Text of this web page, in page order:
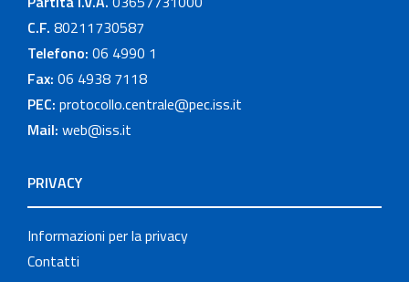
C.F. 80211730587
Telefono: 06 4990 1
Fax: 06 4938 7118
PEC: protocollo.centrale@pec.iss.it
Mail: web@iss.it
PRIVACY
Informazioni per la privacy
Contatti